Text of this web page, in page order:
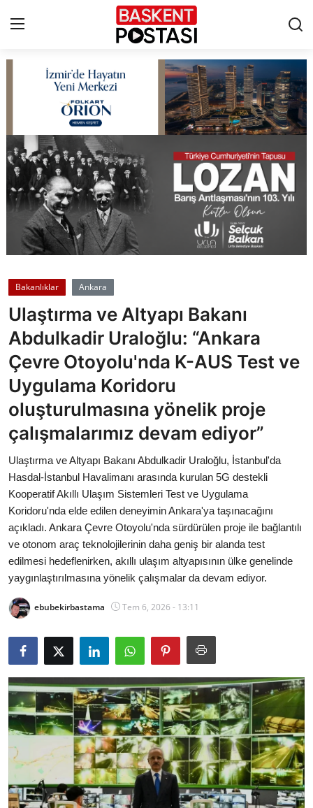
Çerez Politikası
Künye
Ankara
TBMM
Cumhurbaşkanlığı
Bakanlıklar
Siyasi Partiler
Mülki İdare
Toplum ve Yaşam
Sivil Toplum Kuruluşları
Kamu Kurumları ve Üst Kurullar
Resmi Reklamlar
Bakanlıklar Ankara
Ulaştırma ve Altyapı Bakanı
Abdulkadir Uraloğlu: “Ankara
Çevre Otoyolu'nda K-AUS Test ve
Uygulama Koridoru
oluşturulmasına yönelik proje
çalışmalarımız devam ediyor”
Ulaştırma ve Altyapı Bakanı Abdulkadir Uraloğlu, İstanbul'da
Hasdal-İstanbul Havalimanı arasında kurulan 5G destekli
Kooperatif Akıllı Ulaşım Sistemleri Test ve Uygulama
Koridoru'nda elde edilen deneyimin Ankara'ya taşınacağını
açıkladı. Ankara Çevre Otoyolu'nda sürdürülen proje ile bağlantılı
ve otonom araç teknolojilerinin daha geniş bir alanda test
edilmesi hedeflenirken, akıllı ulaşım altyapısının ülke genelinde
yaygınlaştırılmasına yönelik çalışmalar da devam ediyor.
ebubekirbastama Tem 6, 2026 - 13:11